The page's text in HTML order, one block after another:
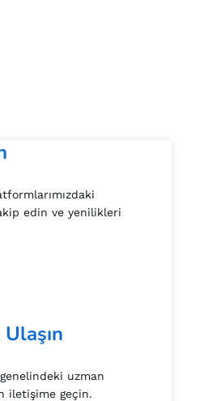
edin ve yenilikleri
uzman
iletişime geçin.